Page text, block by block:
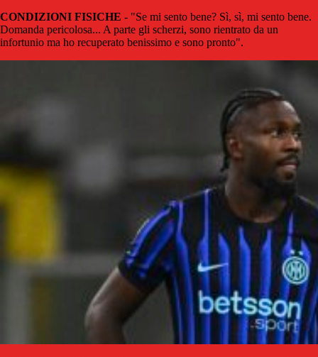
CONDIZIONI FISICHE - "Se mi sento bene? Sì, sì, mi sento bene.
Domanda pericolosa... A parte gli scherzi, sono rientrato da un
infortunio ma ho recuperato benissimo e sono pronto".